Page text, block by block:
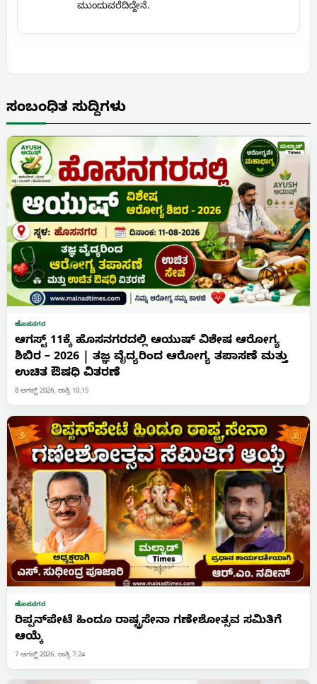
ಮುಂದುವರೆದಿದ್ದೇನೆ.
ಸಂಬಂಧಿತ ಸುದ್ದಿಗಳು
ಹೊಸನಗರ
ಆಗಸ್ಟ್ 11ಕ್ಕೆ ಹೊಸನಗರದಲ್ಲಿ ಆಯುಷ್ ವಿಶೇಷ ಆರೋಗ್ಯ
ಶಿಬಿರ – 2026 | ತಜ್ಞ ವೈದ್ಯರಿಂದ ಆರೋಗ್ಯ ತಪಾಸಣೆ ಮತ್ತು
ಉಚಿತ ಔಷಧಿ ವಿತರಣೆ
8 ಆಗಸ್ಟ್ 2026, ರಾತ್ರಿ 10:15
ಹೊಸನಗರ
ರಿಪ್ಪನ್‌ಪೇಟೆ ಹಿಂದೂ ರಾಷ್ಟ್ರಸೇನಾ ಗಣೇಶೋತ್ಸವ ಸಮಿತಿಗೆ
ಆಯ್ಕೆ
7 ಆಗಸ್ಟ್ 2026, ರಾತ್ರಿ 7:24